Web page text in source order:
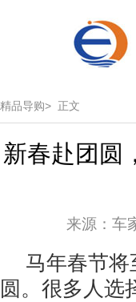
精品导购> 正文
新春赴团圆
来源：
马年春节
圆。很多人选